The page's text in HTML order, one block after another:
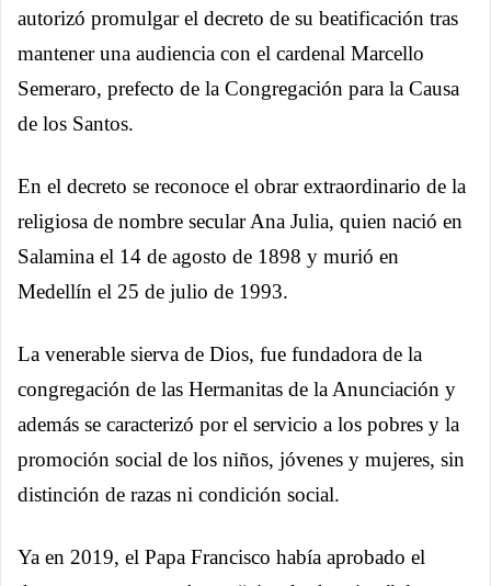
autorizó promulgar el decreto de su beatificación tras
mantener una audiencia con el cardenal Marcello
Semeraro, prefecto de la Congregación para la Causa
de los Santos.
En el decreto se reconoce el obrar extraordinario de la
religiosa de nombre secular Ana Julia, quien nació en
Salamina el 14 de agosto de 1898 y murió en
Medellín el 25 de julio de 1993.
La venerable sierva de Dios, fue fundadora de la
congregación de las Hermanitas de la Anunciación y
además se caracterizó por el servicio a los pobres y la
promoción social de los niños, jóvenes y mujeres, sin
distinción de razas ni condición social.
Ya en 2019, el Papa Francisco había aprobado el